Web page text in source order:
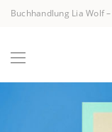
Buchhandlung Lia Wolf–